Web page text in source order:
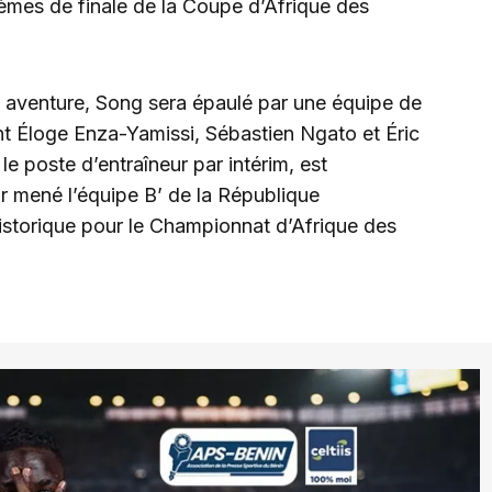
de finale de la Coupe d’Afrique des
Song sera épaulé par une équipe de
Éloge Enza-Yamissi, Sébastien Ngato et Éric
poste d’entraîneur par intérim, est
l’équipe B’ de la République
pour le Championnat d’Afrique des